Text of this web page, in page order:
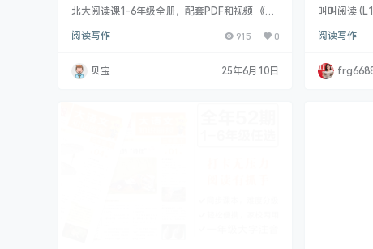
频
北大阅读课1-6年级全册，配套PDF和视频 《北
轩主编，让孩子读得懂、吃的透！语文好比是一
去寻找兵力；要想学好语文，必须进行大量的课
外阅读。” 资源目录： ├── 一年级（上册+下
阅读写作 915 0
贝宝 25年6月10日
【78.6
叫叫阅读
从基础认知
习惯，提升
阅读领域不
阅读写作